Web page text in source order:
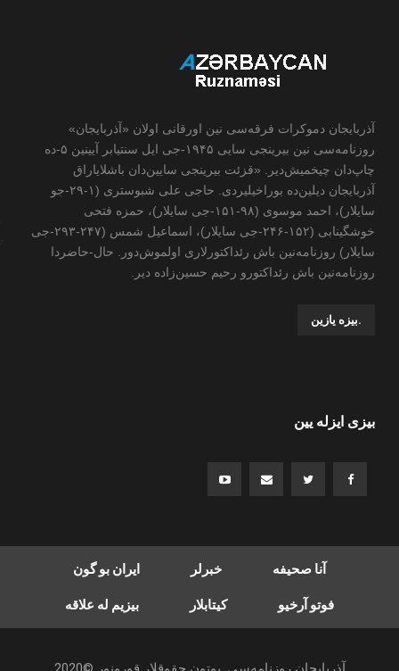
آذربایجان دموکرات فرقه‌سی نین اورقانی اولان «آذربایجان»
روزنامه‌سی نین بیرینجی سایی ۱۹۴۵-جی ایل سنتیابر آیینین ۵-ده
چاپ‌دان چیخمیش‌دیر. «قزئت بیرینجی سایین‌دان باشلایاراق
آذربایجان دیلین‌ده بوراخیلیردی. حاجی علی شبوستری (۱-۲۹-جو
سایلار)، احمد موسوی (۹۸-۱۵۱-جی سایلار)، حمزه فتحی
خوشگینابی (۱۵۲-۲۴۶-جی سایلار)، اسماعیل شمس (۲۴۷-۲۹۳-جی
سایلار) روزنامه‌نین باش رئداکتورلاری اولموش‌دور. حال-حاضردا
روزنامه‌نین باش رئداکتورو رحیم حسین‌زاده ‌دیر.
.بیزه یازین
بیزی ایزله یین
آنا صحیفه خبرلر ایران بو گون
فوتو آرخیو کیتابلار بیزیم له علاقه